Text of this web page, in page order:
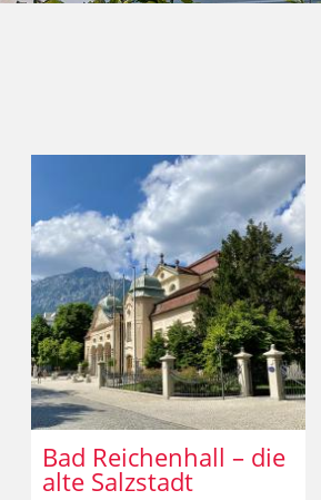
Bad Reichenhall – die
alte Salzstadt